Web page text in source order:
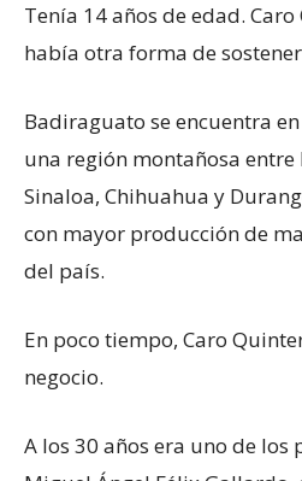
Tenía 14 años de edad.
había otra forma de
Badiraguato se encuentra en
una región montañosa entre
Sinaloa, Chihuahua y
con mayor producción de
del país.
En poco tiempo, Caro
negocio.
A los 30 años era uno de los